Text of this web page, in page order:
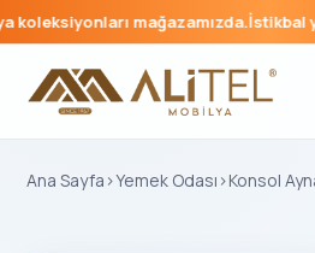
mağazamızda.İstikbal
Ana Sayfa ›Yemek Odası ›Konsol